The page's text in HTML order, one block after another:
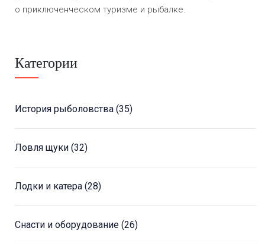
о приключенческом туризме и рыбалке.
Категории
История рыболовства (35)
Ловля щуки (32)
Лодки и катера (28)
Снасти и оборудование (26)